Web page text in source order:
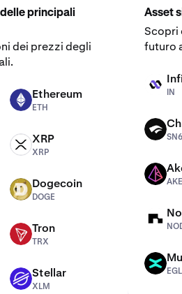
principali
dei prezzi degli
ETH Ethereum
ETH
XRP XRP
XRP
DOGE Dogecoin
DOGE
TRX Tron
TRX
XLM Stellar
XLM
Asset
Scopri
futuro
IN
IN
SN64
AKE
AKE
NODE
EGLD